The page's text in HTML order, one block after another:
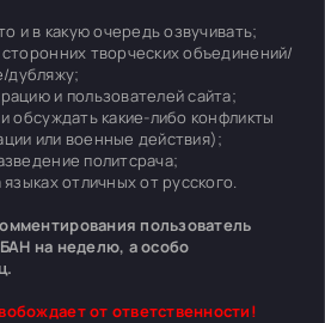
и в какую очередь озвучивать;
творческих объединений/
дубляжу;
и пользователей сайта;
обсуждать какие-либо конфликты
или военные действия);
политсрача;
отличных от русского.
пользователь
на неделю, а особо
от ответственности!